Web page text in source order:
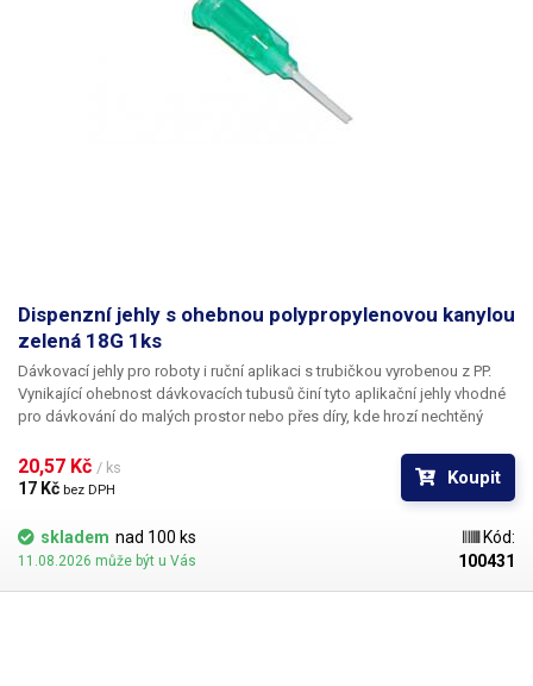
Dispenzní jehly s ohebnou polypropylenovou kanylou
zelená 18G 1ks
Dávkovací jehly pro roboty i ruční aplikaci s trubičkou vyrobenou z PP.
Vynikající ohebnost dávkovacích tubusů činí tyto aplikační jehly vhodné
pro dávkování do malých prostor nebo přes díry, kde hrozí nechtěný
popřípadě hrozí poškození obrobku nechtěným kontaktem s hrotem
jehly.
20,57 Kč / ks
17 Kč bez DPH
Koupit
skladem nad 100 ks
11.08.2026 může být u Vás
Kód:
100431